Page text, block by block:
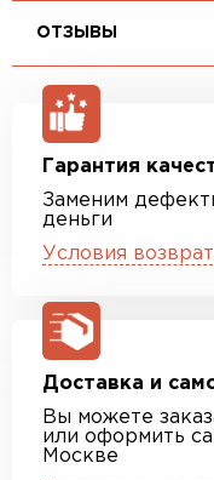
ОТЗЫВЫ
Гарантия
Заменим
деньги
Условия
Доставка и
Вы можете
или оформить
Москве